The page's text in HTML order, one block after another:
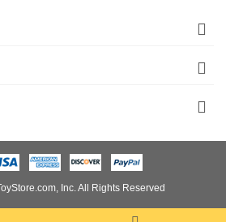
Inc. All Rights Reserved